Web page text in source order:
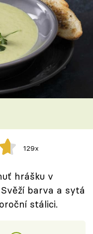
129x
hrášku v
barva a sytá
stálici.